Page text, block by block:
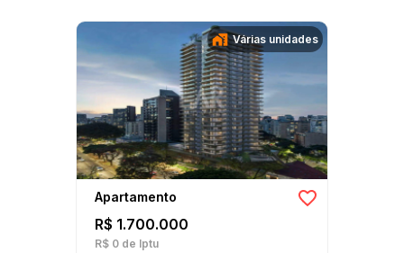
Várias unidades
Apartamento
R$ 1.700.000
R$ 0 de Iptu